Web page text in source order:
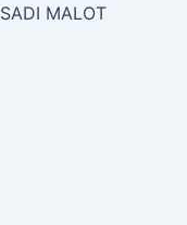
SADI MALOT